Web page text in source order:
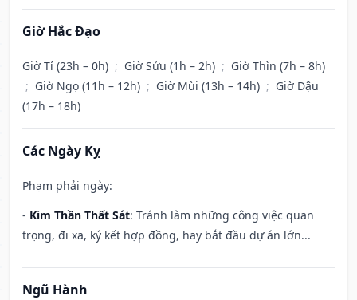
Giờ Hắc Đạo
Giờ Tí (23h – 0h) ; Giờ Sửu (1h – 2h) ; Giờ Thìn (7h – 8h)
; Giờ Ngọ (11h – 12h) ; Giờ Mùi (13h – 14h) ; Giờ Dậu
(17h – 18h)
Các Ngày Kỵ
Phạm phải ngày:
- Kim Thần Thất Sát: Tránh làm những công việc quan
trọng, đi xa, ký kết hợp đồng, hay bắt đầu dự án lớn...
Ngũ Hành